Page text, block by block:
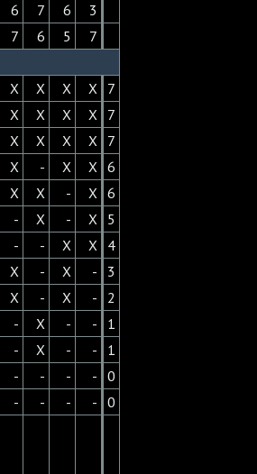
6 7 6
3
7 6 5
7
X X X X 7
X X X X 7
X X X X 7
X - X X 6
X X - X 6
- X - X 5
- - X X 4
X - X -
3
X - X -
2
- X - -
1
- X - -
1
- - - - 0
- - - - 0